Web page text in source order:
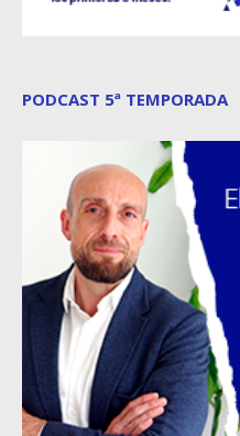
PODCAST 5ª TEMPORADA